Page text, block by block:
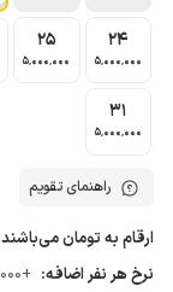
24
5٬000٬000
25
5٬000٬000
31
5٬000٬000
راهنمای تقویم
ارقام به تومان می‌باشند
نرخ هر نفر اضافه: +800٬000 تومان / بیشتر از 4 نفر